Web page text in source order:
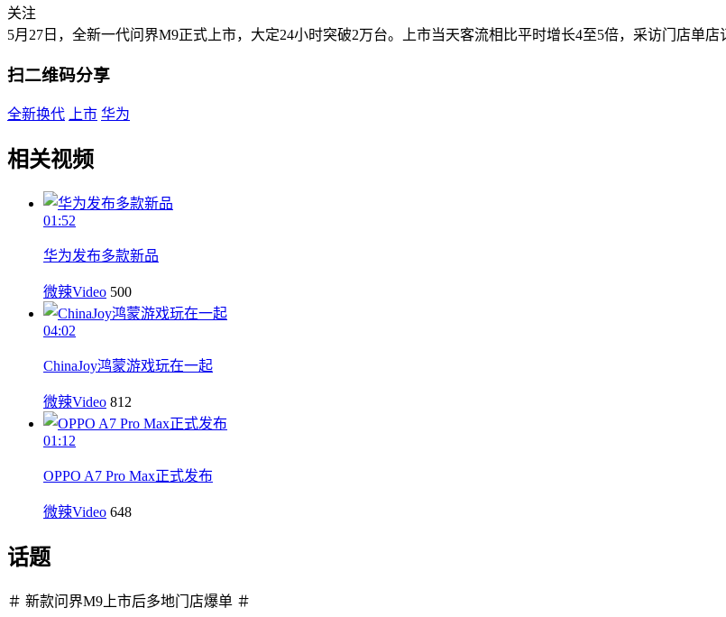
关注
5月27日，全新一代问界M9正式上市，大定24小时突破2万台。上市当天客流相比平时增长4至5倍，采访门店单店
扫二维码分享
全新换代 上市 华为
相关视频
01:52
华为发布多款新品
微辣Video 500
04:02
ChinaJoy鸿蒙游戏玩在一起
微辣Video 812
01:12
OPPO A7 Pro Max正式发布
微辣Video 648
话题
＃ 新款问界M9上市后多地门店爆单 ＃